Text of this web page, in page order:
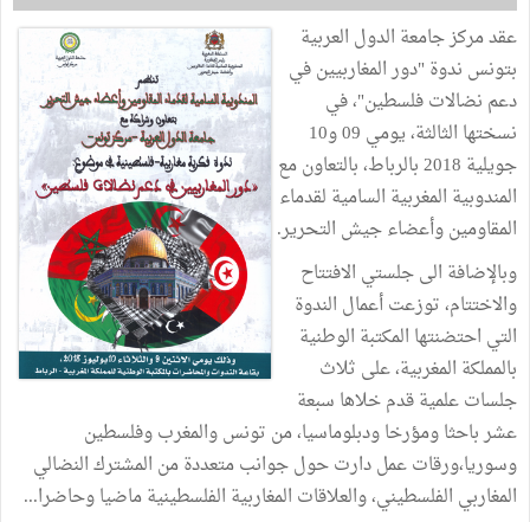
عقد مركز جامعة الدول العربية
بتونس ندوة "دور المغاربيين في
دعم نضالات فلسطين"، في
نسختها الثالثة، يومي 09 و10
جويلية 2018 بالرباط، بالتعاون مع
المندوبية المغربية السامية لقدماء
المقاومين وأعضاء جيش التحرير.
وبالإضافة الى جلستي الافتتاح
والاختتام، توزعت أعمال الندوة
التي احتضنتها المكتبة الوطنية
بالمملكة المغربية، على ثلاث
جلسات علمية قدم خلاها سبعة
عشر باحثا ومؤرخا ودبلوماسيا، من تونس والمغرب وفلسطين
وسوريا،ورقات عمل دارت حول جوانب متعددة من المشترك النضالي
المغاربي الفلسطيني، والعلاقات المغاربية الفلسطينية ماضيا وحاضرا...